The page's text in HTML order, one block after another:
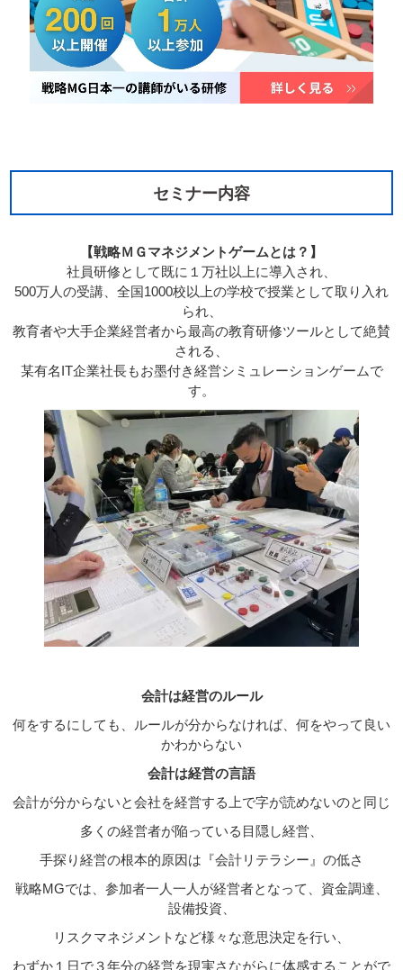
セミナー内容
【戦略ＭＧマネジメントゲームとは？】
社員研修として既に１万社以上に導入され、
500万人の受講、全国1000校以上の学校で授業として取り入れ
られ、
教育者や大手企業経営者から最高の教育研修ツールとして絶賛
される、
某有名IT企業社長もお墨付き経営シミュレーションゲームで
す。
会計は経営のルール
何をするにしても、ルールが分からなければ、何をやって良い
かわからない
会計は経営の言語
会計が分からないと会社を経営する上で字が読めないのと同じ
多くの経営者が陥っている目隠し経営、
手探り経営の根本的原因は『会計リテラシー』の低さ
戦略MGでは、参加者一人一人が経営者となって、資金調達、
設備投資、
リスクマネジメントなど様々な意思決定を行い、
わずか１日で３年分の経営を現実さながらに体感することがで